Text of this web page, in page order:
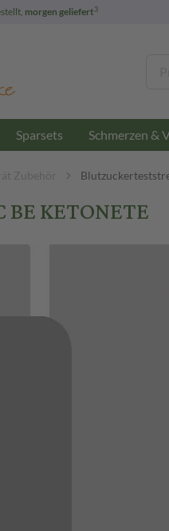
morgen geliefert3
Sparsets Schmerzen &
Zubehör
BE KETONETE